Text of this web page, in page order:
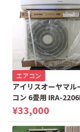
エアコン
アイリスオーヤマル
コン 6畳用 IRA-
年製）ホワイト
¥33,000